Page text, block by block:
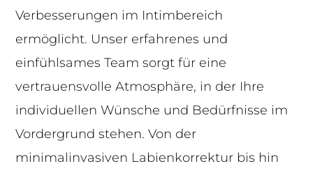
Verbesserungen im Intimbereich
ermöglicht. Unser erfahrenes und
einfühlsames Team sorgt für eine
vertrauensvolle Atmosphäre, in der Ihre
individuellen Wünsche und Bedürfnisse im
Vordergrund stehen. Von der
minimalinvasiven Labienkorrektur bis hin